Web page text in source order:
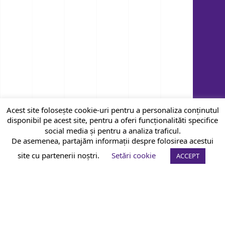
Acest site folosește cookie-uri pentru a personaliza conținutul
disponibil pe acest site, pentru a oferi funcționalităti specifice
social media și pentru a analiza traficul.
De asemenea, partajăm informații despre folosirea acestui
site cu partenerii noștri.
Setări cookie ACCEPT